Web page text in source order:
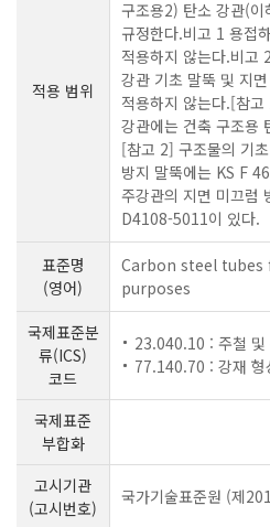
적용 범위
구조용2) 탄소 강관(
규정한다.비고 1 용접
적용하지 않는다.비
강관 기초 말뚝 및 지
적용하지 않는다.[참
강관에는 건축 구조용
[참고 2] 구조물의 기
방지 말뚝에는 KS F
주강관의 지면 미끄럼
D4108-5011이 있다.
표준명
(영어)
Carbon steel
purposes
국제표준분
류(ICS)
코드
23.040.10 : 주철 및
77.140.70 : 강재 형
국제표준
부합화
고시기관
(고시번호)
국가기술표준원 (제